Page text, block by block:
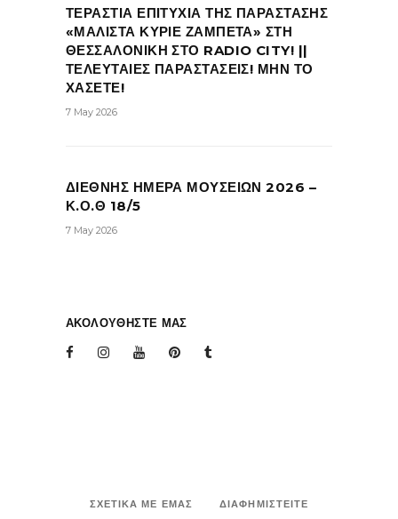
ΤΕΡΑΣΤΙΑ ΕΠΙΤΥΧΙΑ ΤΗΣ ΠΑΡΑΣΤΑΣΗΣ
«ΜΑΛΙΣΤΑ ΚΥΡΙΕ ΖΑΜΠΕΤΑ» ΣΤΗ
ΘΕΣΣΑΛΟΝΙΚΗ ΣΤΟ RADIO CITY! ||
ΤΕΛΕΥΤΑΙΕΣ ΠΑΡΑΣΤΑΣΕΙΣ! ΜΗΝ ΤΟ
ΧΑΣΕΤΕ!
7 May 2026
ΔΙΕΘΝΗΣ ΗΜΕΡΑ ΜΟΥΣΕΙΩΝ 2026 –
Κ.Ο.Θ 18/5
7 May 2026
ΑΚΟΛΟΥΘΗΣΤΕ ΜΑΣ
ΣΧΕΤΙΚΑ ΜΕ ΕΜΑΣ ΔΙΑΦΗΜΙΣΤΕΙΤΕ